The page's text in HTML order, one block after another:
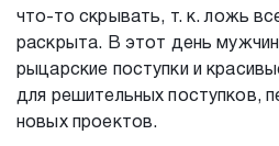
что-то скрывать, т. к. ложь
раскрыта. В этот день
рыцарские поступки и
для решительных поступков,
новых проектов.